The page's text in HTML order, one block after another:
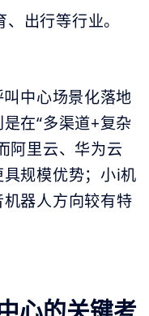
出行等行业。
中心场景化落地
在“多渠道+复杂
阿里云、华为云
规模优势；小i机
器人方向较有特
心的关键考